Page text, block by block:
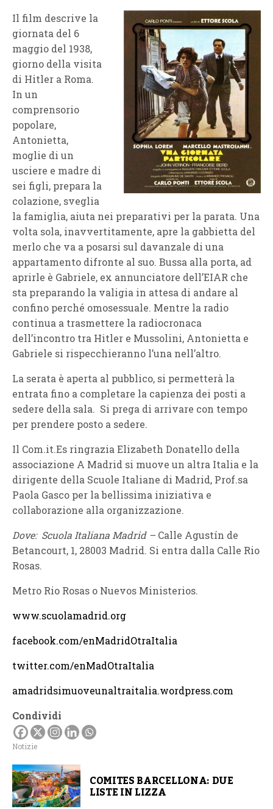
Il film descrive la
giornata del 6
maggio del 1938,
giorno della visita
di Hitler a Roma.
In un
comprensorio
popolare,
Antonietta,
moglie di un
usciere e madre di
sei figli, prepara la
colazione, sveglia
la famiglia, aiuta nei preparativi per la parata. Una
volta sola, inavvertitamente, apre la gabbietta del
merlo che va a posarsi sul davanzale di una
appartamento difronte al suo. Bussa alla porta, ad
aprirle è Gabriele, ex annunciatore dell’EIAR che
sta preparando la valigia in attesa di andare al
confino perché omosessuale. Mentre la radio
continua a trasmettere la radiocronaca
dell’incontro tra Hitler e Mussolini, Antonietta e
Gabriele si rispecchieranno l’una nell’altro.
La serata è aperta al pubblico, si permetterà la
entrata fino a completare la capienza dei posti a
sedere della sala. Si prega di arrivare con tempo
per prendere posto a sedere.
Il Com.it.Es ringrazia Elizabeth Donatello della
associazione A Madrid si muove un altra Italia e la
dirigente della Scuole Italiane di Madrid, Prof.sa
Paola Gasco per la bellissima iniziativa e
collaborazione alla organizzazione.
Dove: Scuola Italiana Madrid – Calle Agustín de
Betancourt, 1, 28003 Madrid. Si entra dalla Calle Rio
Rosas.
Metro Rio Rosas o Nuevos Ministerios.
www.scuolamadrid.org
facebook.com/enMadridOtraItalia
twitter.com/enMadOtraItalia
amadridsimuoveunaltraitalia.wordpress.com
Condividi
Notizie
COMITES BARCELLONA: DUE
LISTE IN LIZZA